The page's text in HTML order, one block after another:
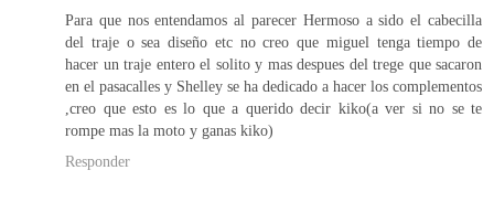
Para que nos entendamos al parecer Hermoso a sido el cabecilla
del traje o sea diseño etc no creo que miguel tenga tiempo de
hacer un traje entero el solito y mas despues del trege que sacaron
en el pasacalles y Shelley se ha dedicado a hacer los complementos
,creo que esto es lo que a querido decir kiko(a ver si no se te
rompe mas la moto y ganas kiko)
Responder